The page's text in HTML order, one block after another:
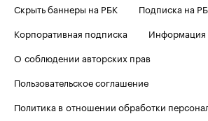
Скрыть баннеры на РБК
Подписка на
Корпоративная подписка
Информация
О соблюдении авторских прав
Пользовательское соглашение
Политика в отношении обработки